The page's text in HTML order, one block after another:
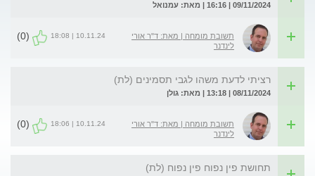
09/11/2024 | 16:16 | מאת: עמנואל
תשובת מומחה | מאת: ד"ר אורי
לינדנר
10.11.24 | 18:08
(0)
רציתי לדעת משהו לגבי תסמינים (לת)
08/11/2024 | 13:18 | מאת: גולן
תשובת מומחה | מאת: ד"ר אורי
לינדנר
10.11.24 | 18:06
(0)
תחושת פין נפוח פין נפוח (לת)